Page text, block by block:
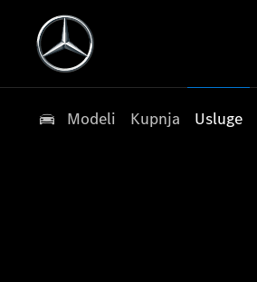
Modeli Kupnja Usluge